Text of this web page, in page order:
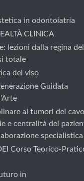
in odontoiatria
CLINICA
lezioni dalla regina
totale
del viso
Guidata
ai tumori del cavo
e centralità del
specialistica
Corso Teorico-
in